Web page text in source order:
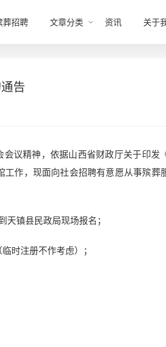
葬招聘 文章分类 资讯 关于
告
议精神，依据山西省财政厅关于印发
作，现面向社会招聘有意愿从事殡葬
镇县民政局现场报名；
时注册不作考虑）；